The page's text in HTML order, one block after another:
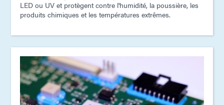
LED ou UV et protègent contre l'humidité, la poussière, les
produits chimiques et les températures extrêmes.